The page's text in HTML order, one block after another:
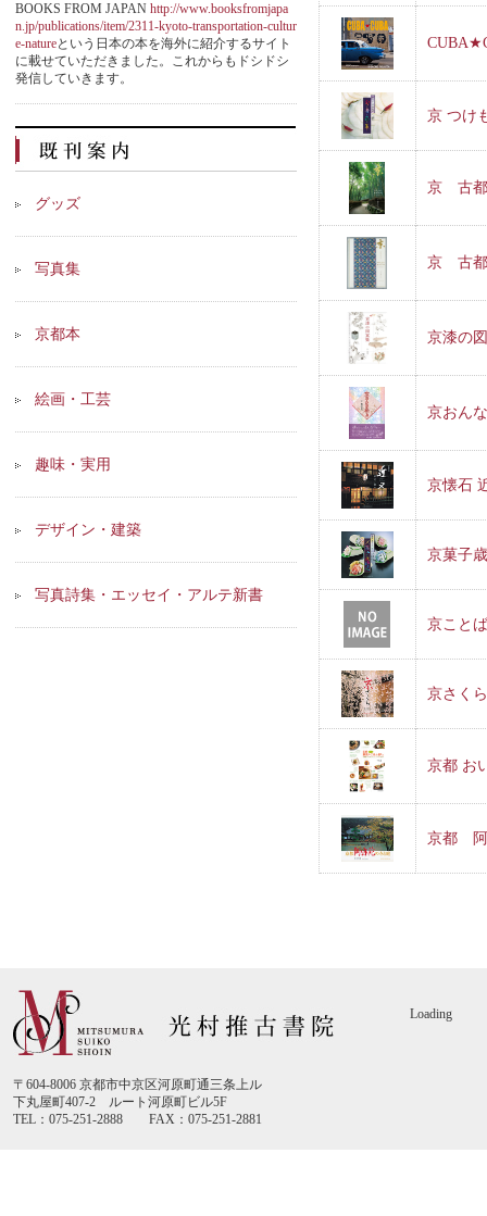
京 つけ
京 古都
京 古都
京漆の
京おん
京懐石
京菓子
京こと
京さくら
京都 お
京都 阿
BOOKS FROM JAPAN http://www.booksfromjapa
n.jp/publications/item/2311-kyoto-transportation-cultur
e-natureという日本の本を海外に紹介するサイト
に載せていただきました。これからもドシドシ
発信していきます。
グッズ
写真集
京都本
絵画・工芸
趣味・実用
デザイン・建築
写真詩集・エッセイ・アルテ新書
〒604-8006 京都市中京区河原町通三条上ル
下丸屋町407-2 ルート河原町ビル5F
TEL：075-251-2888 FAX：075-251-2881
Loading